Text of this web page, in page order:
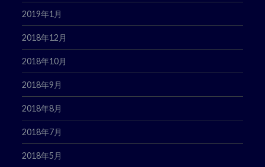
2019年1月
2018年12月
2018年10月
2018年9月
2018年8月
2018年7月
2018年5月